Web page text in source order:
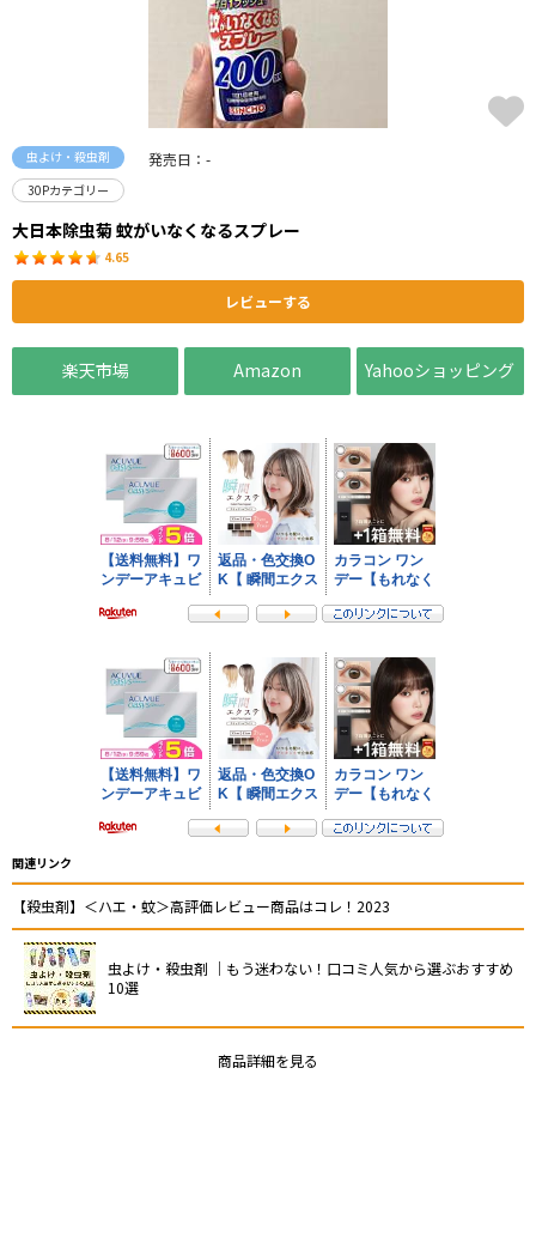
虫よけ・殺虫剤 発売日：-
30Pカテゴリー
大日本除虫菊 蚊がいなくなるスプレー
4.65
レビューする
楽天市場 Amazon Yahooショッピング
関連リンク
【殺虫剤】＜ハエ・蚊＞高評価レビュー商品はコレ！2023
虫よけ・殺虫剤 ｜もう迷わない！口コミ人気から選ぶおすすめ
10選
商品詳細を見る